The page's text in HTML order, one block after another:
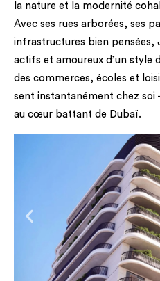
la nature et la modernité
Avec ses rues arborées, ses
infrastructures bien pensées,
actifs et amoureux d’un style
des commerces, écoles et
sent instantanément chez
au cœur battant de Dubaï.